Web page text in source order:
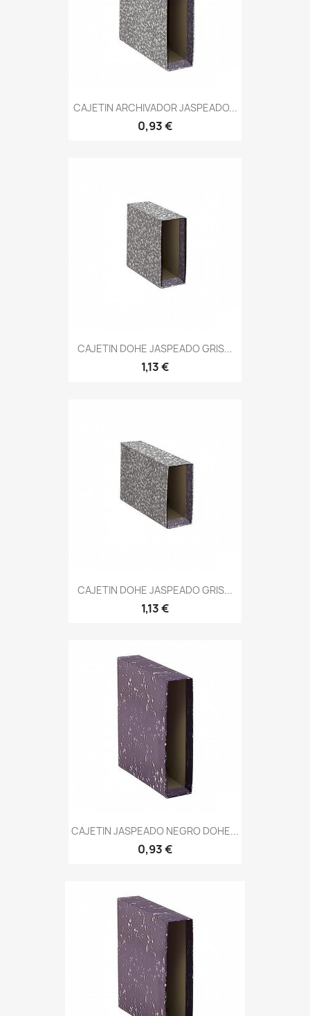
CAJETIN ARCHIVADOR JASPEADO...
0,93 €
CAJETIN DOHE JASPEADO GRIS...
1,13 €
CAJETIN DOHE JASPEADO GRIS...
1,13 €
CAJETIN JASPEADO NEGRO DOHE...
0,93 €